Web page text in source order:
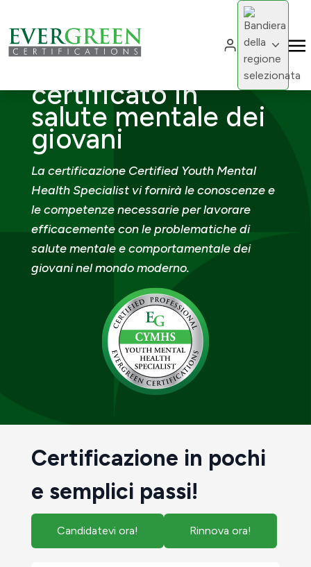
Cambia
certificato in
salute mentale dei
giovani
La certificazione Certified Youth Mental
Health Specialist vi fornirà le conoscenze e
le competenze necessarie per lavorare
efficacemente con le problematiche di
salute mentale e comportamentale dei
giovani nel mondo moderno.
Certificazione in pochi
e semplici passi!
Candidatevi ora! Rinnova ora!